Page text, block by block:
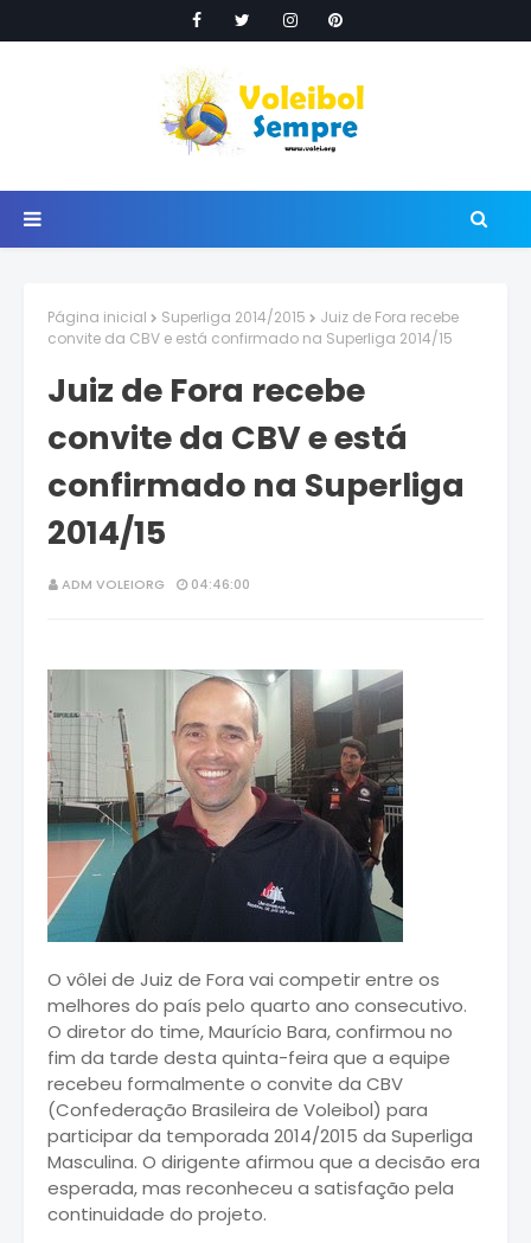
Página inicial Superliga 2014/2015
Juiz de Fora recebe
convite da CBV e está confirmado na Superliga 2014/15
Juiz de Fora recebe
convite da CBV e está
confirmado na Superliga
2014/15
ADM VOLEIORG 04:46:00
O vôlei de Juiz de Fora vai competir entre os
melhores do país pelo quarto ano consecutivo.
O diretor do time, Maurício Bara, confirmou no
fim da tarde desta quinta-feira que a equipe
recebeu formalmente o convite da CBV
(Confederação Brasileira de Voleibol) para
participar da temporada 2014/2015 da Superliga
Masculina. O dirigente afirmou que a decisão era
esperada, mas reconheceu a satisfação pela
continuidade do projeto.